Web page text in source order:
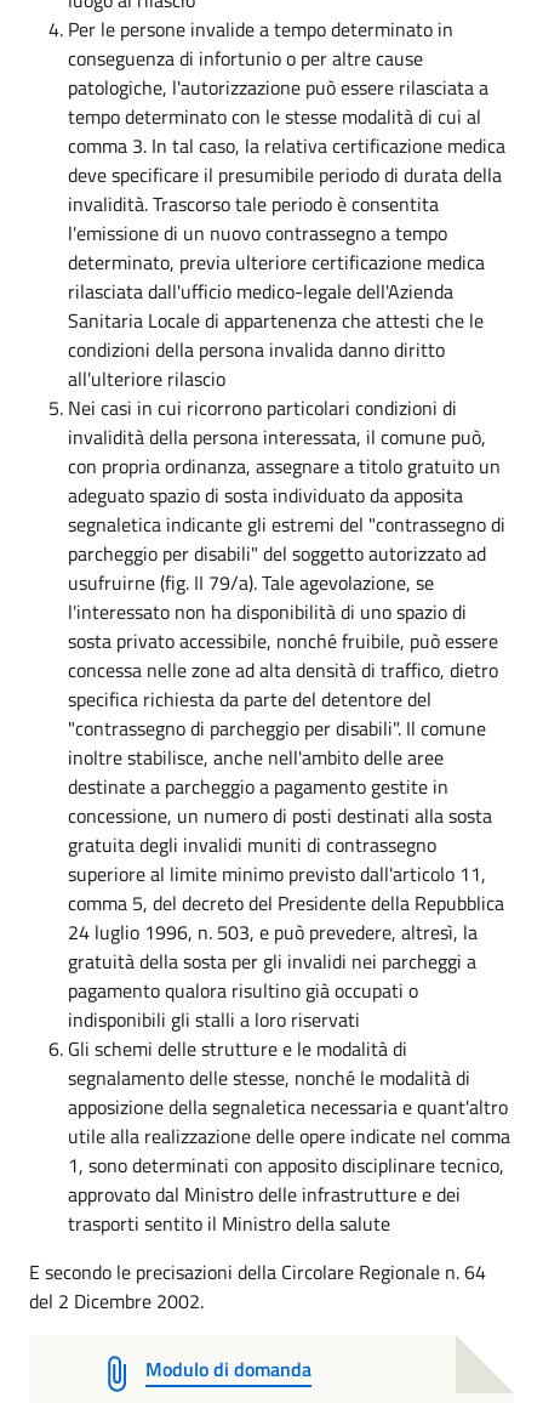
Per le persone invalide a tempo determinato in
conseguenza di infortunio o per altre cause
patologiche, l'autorizzazione può essere rilasciata a
tempo determinato con le stesse modalità di cui al
comma 3. In tal caso, la relativa certificazione medica
deve specificare il presumibile periodo di durata della
invalidità. Trascorso tale periodo è consentita
l'emissione di un nuovo contrassegno a tempo
determinato, previa ulteriore certificazione medica
rilasciata dall'ufficio medico-legale dell'Azienda
Sanitaria Locale di appartenenza che attesti che le
condizioni della persona invalida danno diritto
all'ulteriore rilascio
Nei casi in cui ricorrono particolari condizioni di
invalidità della persona interessata, il comune può,
con propria ordinanza, assegnare a titolo gratuito un
adeguato spazio di sosta individuato da apposita
segnaletica indicante gli estremi del "contrassegno di
parcheggio per disabili" del soggetto autorizzato ad
usufruirne (fig. II 79/a). Tale agevolazione, se
l'interessato non ha disponibilità di uno spazio di
sosta privato accessibile, nonché fruibile, può essere
concessa nelle zone ad alta densità di traffico, dietro
specifica richiesta da parte del detentore del
"contrassegno di parcheggio per disabili". Il comune
inoltre stabilisce, anche nell'ambito delle aree
destinate a parcheggio a pagamento gestite in
concessione, un numero di posti destinati alla sosta
gratuita degli invalidi muniti di contrassegno
superiore al limite minimo previsto dall'articolo 11,
comma 5, del decreto del Presidente della Repubblica
24 luglio 1996, n. 503, e può prevedere, altresì, la
gratuità della sosta per gli invalidi nei parcheggi a
pagamento qualora risultino già occupati o
indisponibili gli stalli a loro riservati
Gli schemi delle strutture e le modalità di
segnalamento delle stesse, nonché le modalità di
apposizione della segnaletica necessaria e quant'altro
utile alla realizzazione delle opere indicate nel comma
1, sono determinati con apposito disciplinare tecnico,
approvato dal Ministro delle infrastrutture e dei
trasporti sentito il Ministro della salute
E secondo le precisazioni della Circolare Regionale n. 64
del 2 Dicembre 2002.
Modulo di domanda